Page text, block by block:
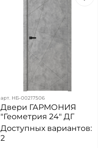
арт. НБ-00217506
Двери ГАРМОНИЯ
"Геометрия 24" ДГ
Доступных вариантов:
2